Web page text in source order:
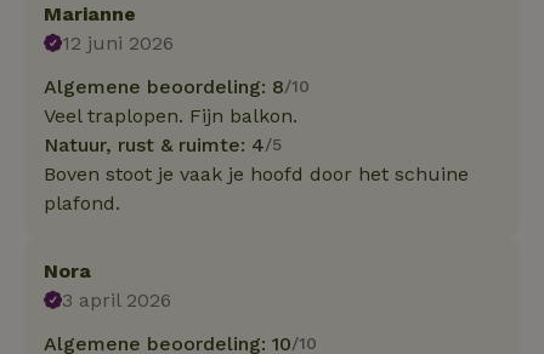
Marianne
12 juni 2026
Algemene beoordeling: 8/10
Veel traplopen. Fijn balkon.
Natuur, rust & ruimte: 4/5
Boven stoot je vaak je hoofd door het schuine
plafond.
Nora
3 april 2026
Algemene beoordeling: 10/10